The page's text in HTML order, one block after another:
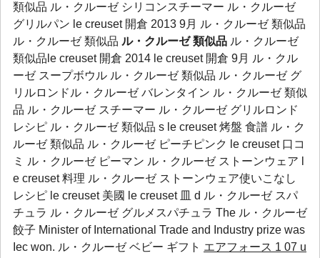
類似品 ル・クルーゼ シリコンスチーマー ル・クルーゼ
グリルパン le creuset 開倉 2013 9月 ル・クルーゼ 類似品
ル・クルーゼ 類似品 ル・クルーゼ 類似品 ル・クルーゼ
類似品le creuset 開倉 2014 le creuset 開倉 9月 ル・クル
ーゼ スープボウル ル・クルーゼ 類似品 ル・クルーゼ グ
リルロンドル・クルーゼ バレンタイン ル・クルーゼ 類似
品 ル・クルーゼ スチーマー ル・クルーゼ グリルロンド
レシピ ル・クルーゼ 類似品 s le creuset 烤盤 食譜 ル・ク
ルーゼ 類似品 ル・クルーゼ ピーチピンク le creuset 口コ
ミ ル・クルーゼ ピーマン ル・クルーゼ ストーンウェア l
e creuset 料理 ル・クルーゼ ストーンウェア使いこなし
レシピ le creuset 美國 le creuset 皿 d ル・クルーゼ スパ
チュラ ル・クルーゼ グルメスパチュラ The ル・クルーゼ
餃子 Minister of International Trade and Industry prize was
Iec won. ル・クルーゼ ベビー ギフト エアフォース 1 07 u